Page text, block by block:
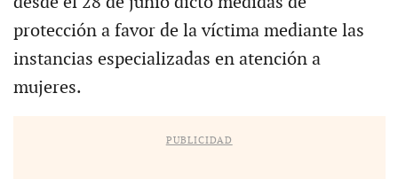
protección a favor de la víctima mediante las
instancias especializadas en atención a
mujeres.
PUBLICIDAD